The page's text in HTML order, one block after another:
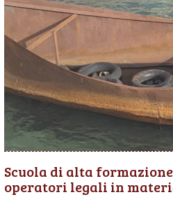
Scuola di alta
operatori legali in